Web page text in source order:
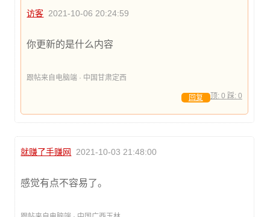
访客 2021-10-06 20:24:59
你更新的是什么内容
跟帖来自电脑端 · 中国甘肃定西
顶: 0 踩: 0
回复
就赚了手赚网 2021-10-03 21:48:00
感觉有点不容易了。